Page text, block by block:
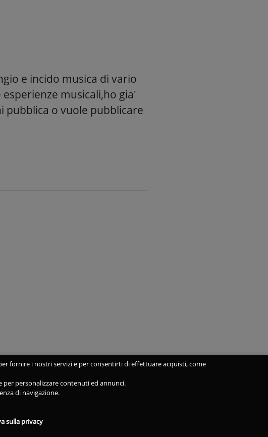
e incido musica di vario
musicali,ho gia'
pubblica o vuole pubblicare
fornire i nostri servizi e per consentirti di effettuare acquisti, come
per personalizzare contenuti ed annunci.
di navigazione.
sulla privacy